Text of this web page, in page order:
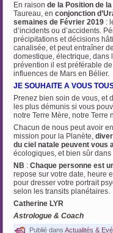
En raisonde la Position de
Taureau, en conjonction
semaines de Février 2019 :
d’incidents ou d’accidents.
précipitations et décisions
canalisée, et peut entraîner
domestique, électrique, dans
prévention il est préférable
influences de Mars en Bélier.
JE SOUHAITE A VOUS
Prenez bien soin de vous, et
les plus démunis si vous
notre Terre Mère, notre Terre
Chacun de nous peut avoir
mission pour la Planète,
du ciel natale peuvent vous
écologiques, et bien sûr
NB :Chaque personne est
repose sur votre date, heure
pour dresser votre portrait
selon les transits planétaires.
Catherine LYR
Astrologue & Coach
Publié dans Actualités &